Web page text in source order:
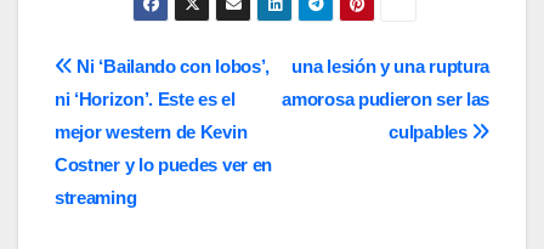
Navegación
de
entradas
una lesión y una ruptura
amorosa pudieron ser las
culpables
Ni ‘Bailando con lobos’,
ni ‘Horizon’. Este es el
mejor western de Kevin
Costner y lo puedes ver en
streaming